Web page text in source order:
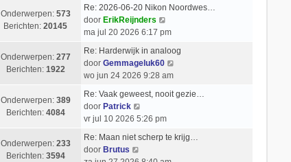
h
e
r
i
h
t
a
a
t
s
t
e
e
r
i
c
h
t
i
j
k
l
a
a
s
t
e
b
e
Onderwerpen: 573
Berichten:20145
Re: 2026-06-20 Nikon Noordwes…
door ErikReijnders
e
i
j
k
l
a
s
ma jul 20 2026 6:17 pm
Onderwerpen: 277
Berichten: 1922
Re: Harderwijk in analoog
door Gemmageluk60
i
l
wo jun 24 2026 9:28 am
Onderwerpen: 389
Berichten: 4084
Re: Vaak geweest, nooit gezie…
door Patrick
e
i
vr jul 10 2026 5:26 pm
Onderwerpen: 233
Berichten: 3594
Re: Maan niet scherp te krijg…
door Brutus